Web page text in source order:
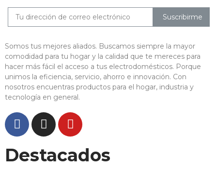
Suscribirme
Somos tus mejores aliados. Buscamos siempre la mayor
comodidad para tu hogar y la calidad que te mereces para
hacer más fácil el acceso a tus electrodomésticos. Porque
unimos la eficiencia, servicio, ahorro e innovación. Con
nosotros encuentras productos para el hogar, industria y
tecnología en general.
Destacados